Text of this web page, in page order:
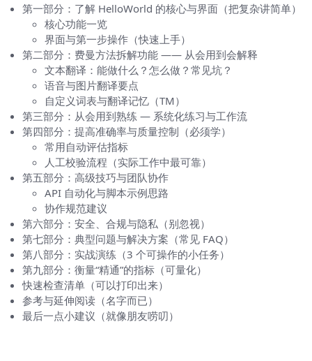
第一部分：了解 HelloWorld 的核心与界面（把复杂讲简单）
核心功能一览
界面与第一步操作（快速上手）
第二部分：费曼方法拆解功能 —— 从会用到会解释
文本翻译：能做什么？怎么做？常见坑？
语音与图片翻译要点
自定义词表与翻译记忆（TM）
第三部分：从会用到熟练 — 系统化练习与工作流
第四部分：提高准确率与质量控制（必须学）
常用自动评估指标
人工校验流程（实际工作中最可靠）
第五部分：高级技巧与团队协作
API 自动化与脚本示例思路
协作规范建议
第六部分：安全、合规与隐私（别忽视）
第七部分：典型问题与解决方案（常见 FAQ）
第八部分：实战演练（3 个可操作的小任务）
第九部分：衡量“精通”的指标（可量化）
快速检查清单（可以打印出来）
参考与延伸阅读（名字而已）
最后一点小建议（就像朋友唠叨）